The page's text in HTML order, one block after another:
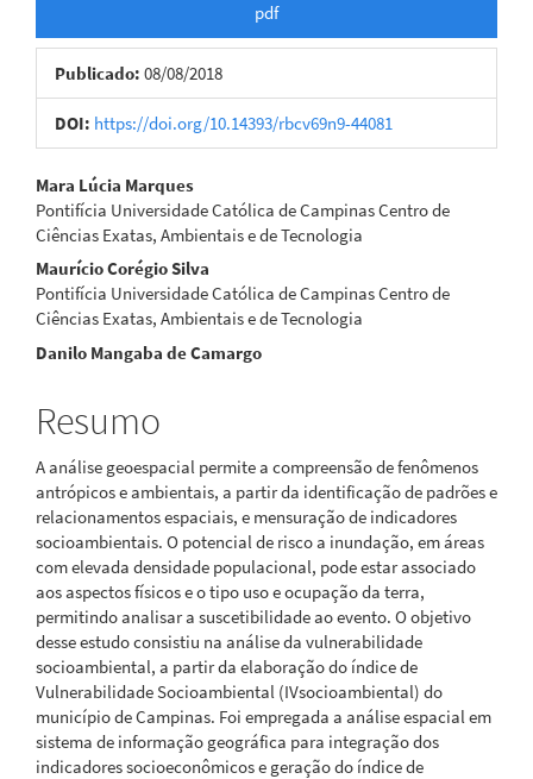
lateral
de
artigos
pdf
Publicado: 08/08/2018
DOI: https://doi.org/10.14393/rbcv69n9-44081
Conteúdo
do
artigo
principal
Mara Lúcia Marques
Pontifícia Universidade Católica de Campinas Centro de
Ciências Exatas, Ambientais e de Tecnologia
Maurício Corégio Silva
Pontifícia Universidade Católica de Campinas Centro de
Ciências Exatas, Ambientais e de Tecnologia
Danilo Mangaba de Camargo
Resumo
A análise geoespacial permite a compreensão de fenômenos
antrópicos e ambientais, a partir da identificação de padrões e
relacionamentos espaciais, e mensuração de indicadores
socioambientais. O potencial de risco a inundação, em áreas
com elevada densidade populacional, pode estar associado
aos aspectos físicos e o tipo uso e ocupação da terra,
permitindo analisar a suscetibilidade ao evento. O objetivo
desse estudo consistiu na análise da vulnerabilidade
socioambiental, a partir da elaboração do índice de
Vulnerabilidade Socioambiental (IVsocioambiental) do
município de Campinas. Foi empregada a análise espacial em
sistema de informação geográfica para integração dos
indicadores socioeconômicos e geração do índice de